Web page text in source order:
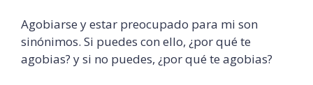
Agobiarse y estar preocupado para mi son
sinónimos. Si puedes con ello, ¿por qué te
agobias? y si no puedes, ¿por qué te agobias?